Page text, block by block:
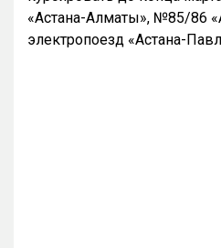
«Астана-Алматы», №85/86
электропоезд «Астана-